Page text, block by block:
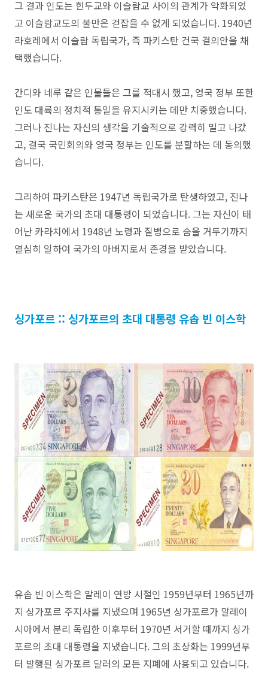
그 결과 인도는 힌두교와 이슬람교 사이의 관계가 악화되었
고 이슬람교도의 불만은 걷잡을 수 없게 되었습니다. 1940년
라호레에서 이슬람 독립국가, 즉 파키스탄 건국 결의안을 채
택했습니다.
간디와 네루 같은 인물들은 그를 적대시 했고, 영국 정부 또한
인도 대륙의 정치적 통일을 유지시키는 데만 치중했습니다.
그러나 진나는 자신의 생각을 기술적으로 강력히 밀고 나갔
고, 결국 국민회의와 영국 정부는 인도를 분할하는 데 동의했
습니다.
그리하여 파키스탄은 1947년 독립국가로 탄생하였고, 진나
는 새로운 국가의 초대 대통령이 되었습니다. 그는 자신이 태
어난 카라치에서 1948년 노령과 질병으로 숨을 거두기까지
열심히 일하여 국가의 아버지로서 존경을 받았습니다.
싱가포르 :: 싱가포르의 초대 대통령 유솝 빈 이스학
유솝 빈 이스학은 말레이 연방 시절인 1959년부터 1965년까
지 싱가포르 주지사를 지냈으며 1965년 싱가포르가 말레이
시아에서 분리 독립한 이후부터 1970년 서거할 때까지 싱가
포르의 초대 대통령을 지냈습니다. 그의 초상화는 1999년부
터 발행된 싱가포르 달러의 모든 지폐에 사용되고 있습니다.